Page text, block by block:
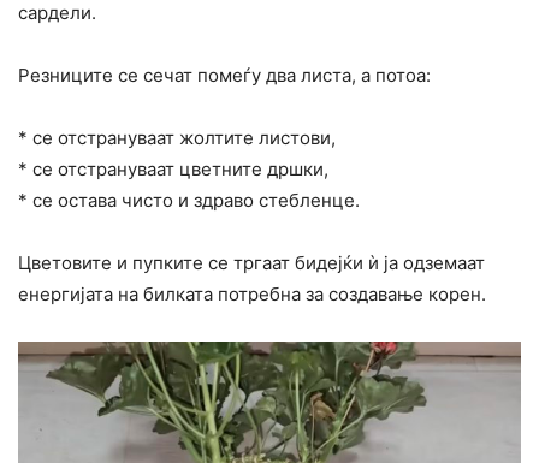
сардели.
Резниците се сечат помеѓу два листа, а потоа:
* се отстрануваат жолтите листови,
* се отстрануваат цветните дршки,
* се остава чисто и здраво стебленце.
Цветовите и пупките се тргаат бидејќи ѝ ја одземаат
енергијата на билката потребна за создавање корен.